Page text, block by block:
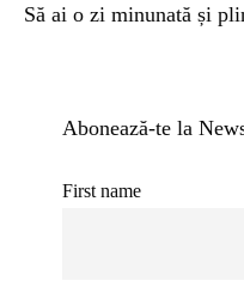
Să ai o zi minunată și
Abonează-te la
First name